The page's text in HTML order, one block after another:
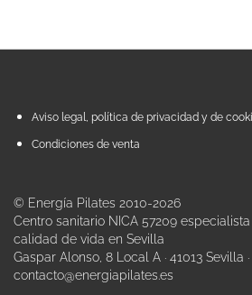
Aviso legal, política de privacidad y de
Condiciones de venta
© Energía Pilates 2010-2026
Centro sanitario NICA 57209
calidad de vida en Sevilla
Gaspar Alonso, 8 Local A · 41013 Sevilla ·
contacto@energiapilates.es